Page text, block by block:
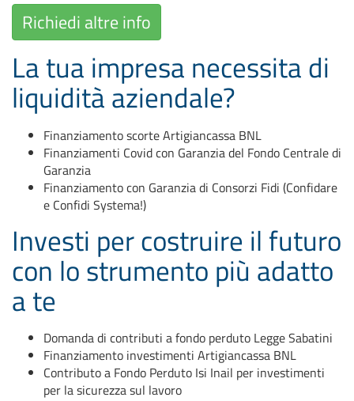
Richiedi altre info
La tua impresa necessita di
liquidità aziendale?
Finanziamento scorte Artigiancassa BNL
Finanziamenti Covid con Garanzia del Fondo Centrale di
Garanzia
Finanziamento con Garanzia di Consorzi Fidi (Confidare
e Confidi Systema!)
Investi per costruire il futuro
con lo strumento più adatto
a te
Domanda di contributi a fondo perduto Legge Sabatini
Finanziamento investimenti Artigiancassa BNL
Contributo a Fondo Perduto Isi Inail per investimenti
per la sicurezza sul lavoro